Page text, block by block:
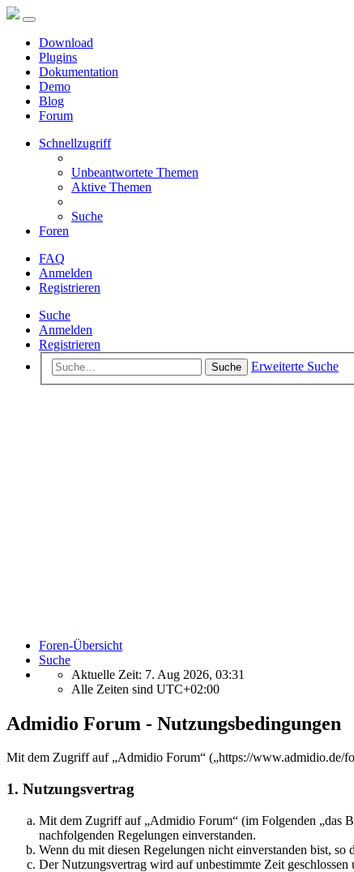
Download
Plugins
Dokumentation
Demo
Blog
Forum
Schnellzugriff
Unbeantwortete Themen
Aktive Themen
Suche
Foren
FAQ
Anmelden
Registrieren
Suche
Anmelden
Registrieren
Suche Erweiterte Suche
Foren-Übersicht
Suche
Aktuelle Zeit: 7. Aug 2026, 03:31
Alle Zeiten sind UTC+02:00
Admidio Forum - Nutzungsbedingungen
Mit dem Zugriff auf „Admidio Forum“ („https://www.admidio.de/
1. Nutzungsvertrag
Mit dem Zugriff auf „Admidio Forum“ (im Folgenden „das
nachfolgenden Regelungen einverstanden.
Wenn du mit diesen Regelungen nicht einverstanden bist,
Der Nutzungsvertrag wird auf unbestimmte Zeit